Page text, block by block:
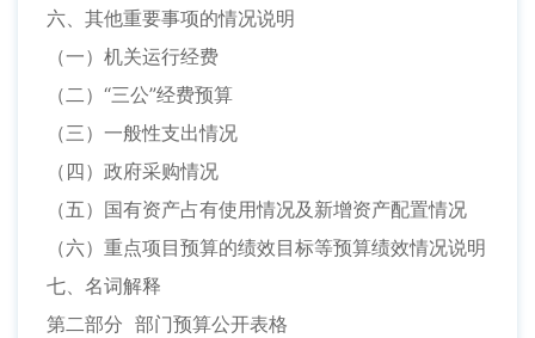
六、其他重要事项的情况说明
（一）机关运行经费
（二）“三公”经费预算
（三）一般性支出情况
（四）政府采购情况
（五）国有资产占有使用情况及新增资产配置情况
（六）重点项目预算的绩效目标等预算绩效情况说明
七、名词解释
第二部分 部门预算公开表格